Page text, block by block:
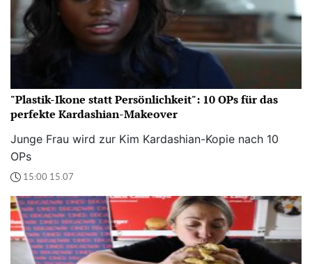
"Plastik-Ikone statt Persönlichkeit": 10 OPs für das
perfekte Kardashian-Makeover
Junge Frau wird zur Kim Kardashian-Kopie nach 10
OPs
15:00 15.07